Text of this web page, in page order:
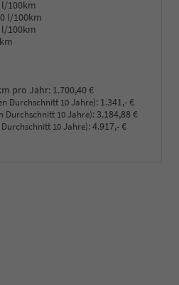
l/100km
l/100km
l/100km
pro Jahr: 1.700,40 €
Durchschnitt 10 Jahre): 1.341,- €
Durchschnitt 10 Jahre):3.184,88 €
Durchschnitt 10 Jahre):4.917,- €